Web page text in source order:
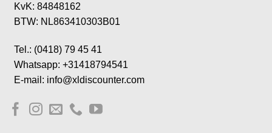
KvK: 84848162
BTW: NL863410303B01
Tel.: (0418) 79 45 41
Whatsapp: +31418794541
E-mail: info@xldiscounter.com